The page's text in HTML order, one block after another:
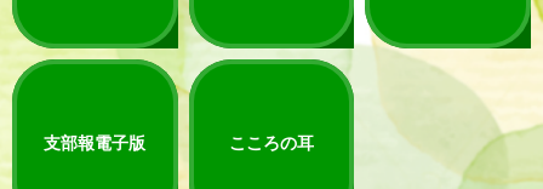
支部報電子版 こころの耳